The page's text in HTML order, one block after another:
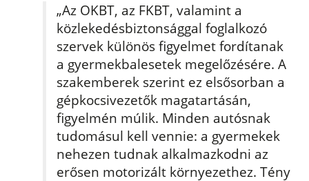
„Az OKBT, az FKBT, valamint a
közlekedésbiztonsággal foglalkozó
szervek különös figyelmet fordítanak
a gyermekbalesetek megelőzésére. A
szakemberek szerint ez elsősorban a
gépkocsivezetők magatartásán,
figyelmén múlik. Minden autósnak
tudomásul kell vennie: a gyermekek
nehezen tudnak alkalmazkodni az
erősen motorizált környezethez. Tény